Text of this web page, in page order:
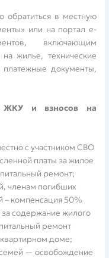
в местную
или на портал e-
включающим
жилье, технические
документы,
и взносов на
с участником СВО
платы за жилое
ремонт;
членам погибших
– компенсация 50%
за содержание жилого
ремонт
доме;
— освобождение